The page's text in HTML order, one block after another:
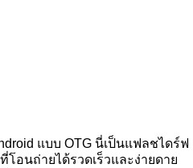
แบบ OTG นี่เป็นแฟลชไดร์ฟ
อนถ่ายได้รวดเร็วและง่ายดาย